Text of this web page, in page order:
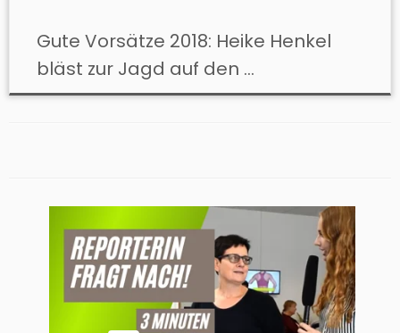
Gute Vorsätze 2018: Heike Henkel
bläst zur Jagd auf den ...